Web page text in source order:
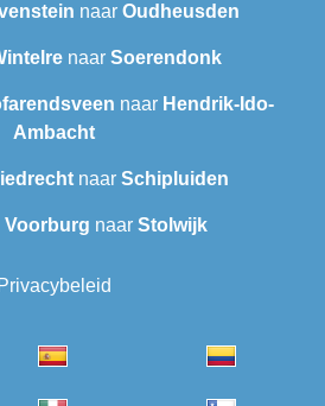
naar Oudheusden
naar Soerendonk
naar Hendrik-Ido-
Ambacht
naar Schipluiden
Voorburg naar Stolwijk
Privacybeleid